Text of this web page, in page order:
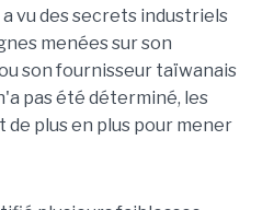
a vu des secrets industriels
menées sur son
son fournisseur taïwanais
pas été déterminé, les
plus en plus pour mener